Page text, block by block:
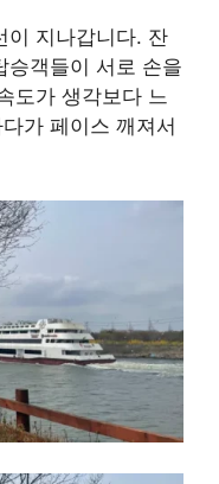
이 지나갑니다. 잔
승객들이 서로 손을
도가 생각보다 느
가 페이스 깨져서